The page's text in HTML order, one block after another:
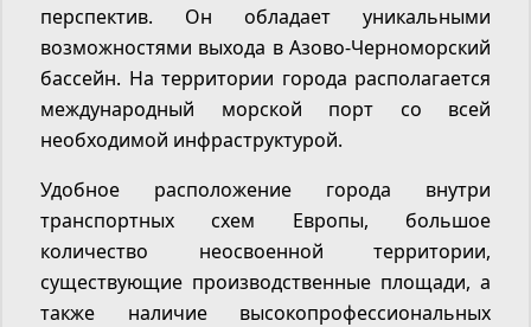
перспектив. Он обладает уникальными
возможностями выхода в Азово-Черноморский
бассейн. На территории города располагается
международный морской порт со всей
необходимой инфраструктурой.
Удобное расположение города внутри
транспортных схем Европы, большое
количество неосвоенной территории,
существующие производственные площади, а
также наличие высокопрофессиональных